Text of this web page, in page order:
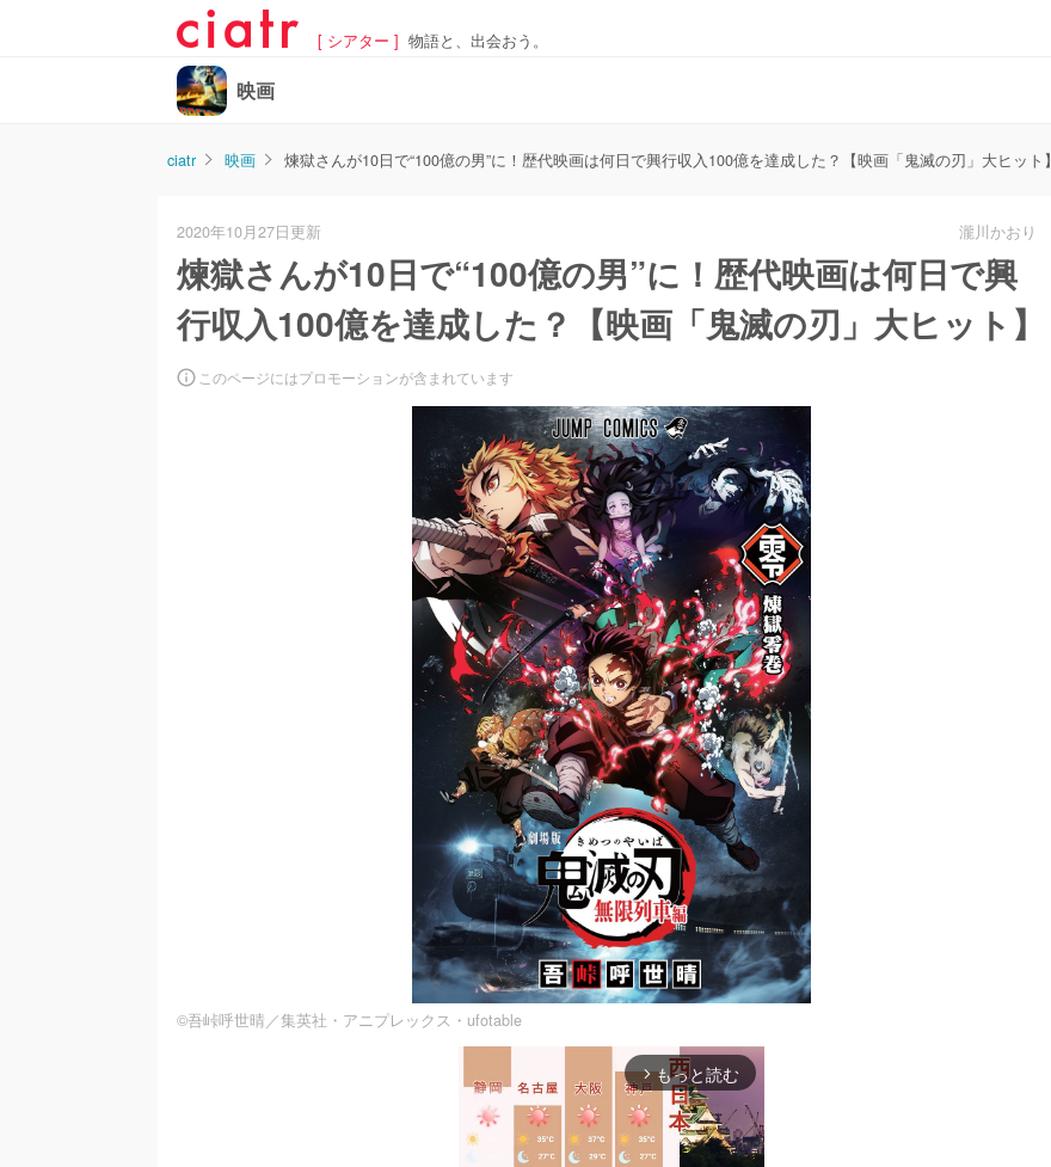
[ シアター ] 物語と、出会おう。
映画
ciatr 映画 煉獄さんが10日で“100億の男”に！歴代映画は何日で興行収入100億を達成した？【映画「鬼滅の刃」大ヒット】
2020年10月27日更新 瀧川かおり
煉獄さんが10日で“100億の男”に！歴代映画は何日で興
行収入100億を達成した？【映画「鬼滅の刃」大ヒット】
このページにはプロモーションが含まれています
©吾峠呼世晴／集英社・アニプレックス・ufotable
arrow_forward_ios もっと読む